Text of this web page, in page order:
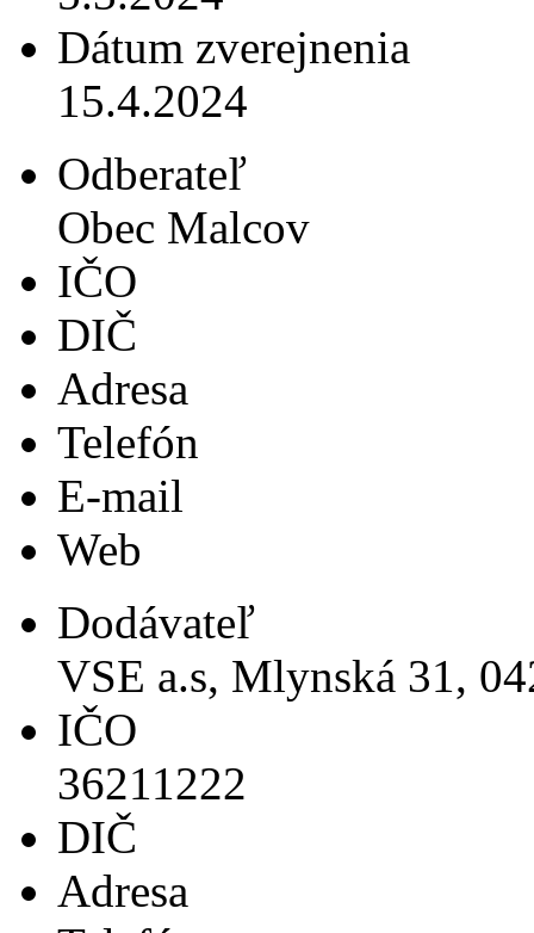
Dátum zverejnenia
15.4.2024
Odberateľ
Obec Malcov
IČO
DIČ
Adresa
Telefón
E-mail
Web
Dodávateľ
VSE a.s, Mlynská 31,
IČO
36211222
DIČ
Adresa